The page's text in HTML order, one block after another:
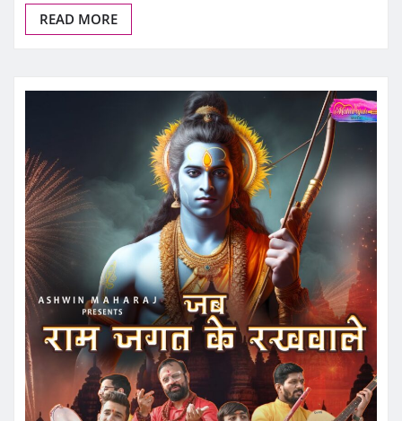
READ MORE